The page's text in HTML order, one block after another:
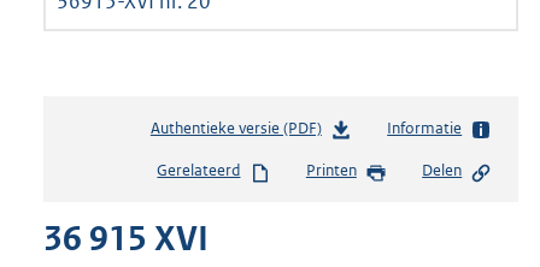
Authentieke versie (PDF)b
s
Informatie
Gerelateerd Printen Delen
36 915 XVI